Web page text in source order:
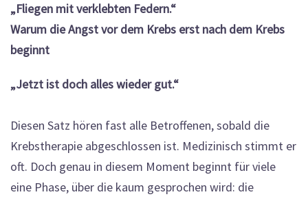
„Fliegen mit verklebten Federn.“
Warum die Angst vor dem Krebs erst nach dem Krebs
beginnt
„Jetzt ist doch alles wieder gut.“
Diesen Satz hören fast alle Betroffenen, sobald die
Krebstherapie abgeschlossen ist. Medizinisch stimmt er
oft. Doch genau in diesem Moment beginnt für viele
eine Phase, über die kaum gesprochen wird: die